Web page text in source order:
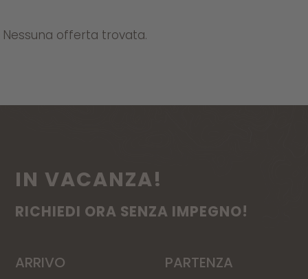
Nessuna offerta trovata.
IN VACANZA!
RICHIEDI ORA SENZA IMPEGNO!
ARRIVO PARTENZA